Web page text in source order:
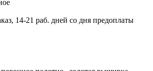
14-21 раб. дней со дня предоплаты